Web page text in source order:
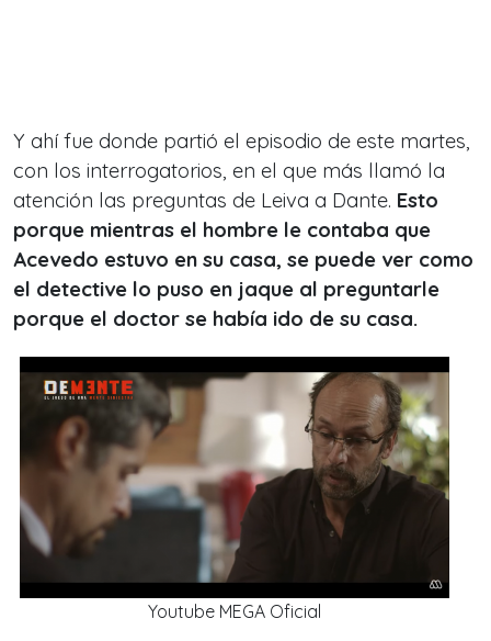
Y ahí fue donde partió el episodio de este martes,
con los interrogatorios, en el que más llamó la
atención las preguntas de Leiva a Dante. Esto
porque mientras el hombre le contaba que
Acevedo estuvo en su casa, se puede ver como
el detective lo puso en jaque al preguntarle
porque el doctor se había ido de su casa.
Youtube MEGA Oficial